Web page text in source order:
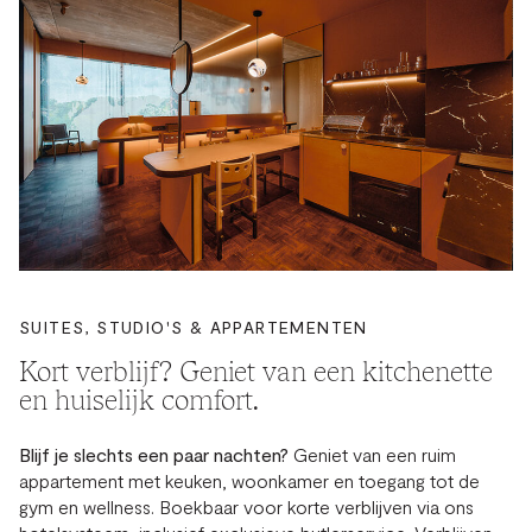
SUITES, STUDIO'S & APPARTEMENTEN
Kort verblijf? Geniet van een kitchenette
en huiselijk comfort.
Blijf je slechts een paar nachten? Geniet van een ruim
appartement met keuken, woonkamer en toegang tot de
gym en wellness. Boekbaar voor korte verblijven via ons